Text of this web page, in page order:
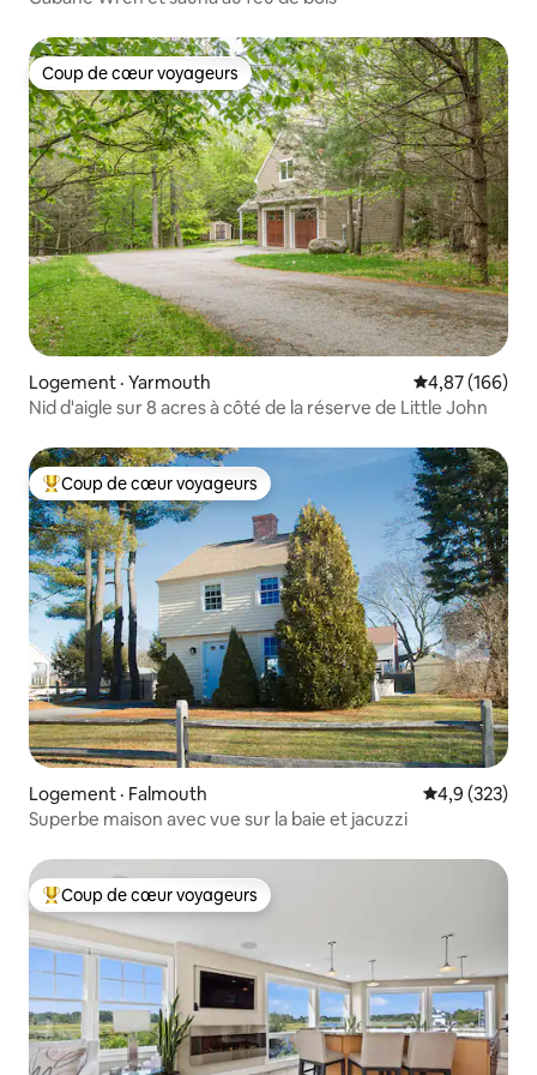
Coup de cœur voyageurs
Coup de cœur voyageurs
Logement · Yarmouth Note
4,87 (166)
Nid d'aigle sur 8 acres à côté de la réserve de Little John
Coup de cœur voyageurs parmi les plus aimés
Coup de cœur voyageurs
Logement · Falmouth Note
4,9 (323)
Superbe maison avec vue sur la baie et jacuzzi
Coup de cœur voyageurs parmi les plus aimés
Coup de cœur voyageurs